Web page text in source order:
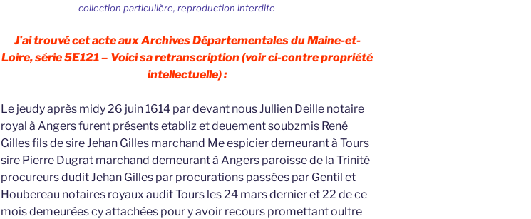
collection particulière, reproduction interdite
J’ai trouvé cet acte aux Archives Départementales du Maine-et-
Loire, série 5E121 – Voici sa retranscription (voir ci-contre propriété
intellectuelle) :
Le jeudy après midy 26 juin 1614 par devant nous Jullien Deille notaire
royal à Angers furent présents etabliz et deuement soubzmis René
Gilles fils de sire Jehan Gilles marchand Me espicier demeurant à Tours
sire Pierre Dugrat marchand demeurant à Angers paroisse de la Trinité
procureurs dudit Jehan Gilles par procurations passées par Gentil et
Houbereau notaires royaux audit Tours les 24 mars dernier et 22 de ce
mois demeurées cy attachées pour y avoir recours promettant oultre